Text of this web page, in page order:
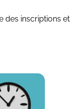
des inscriptions et